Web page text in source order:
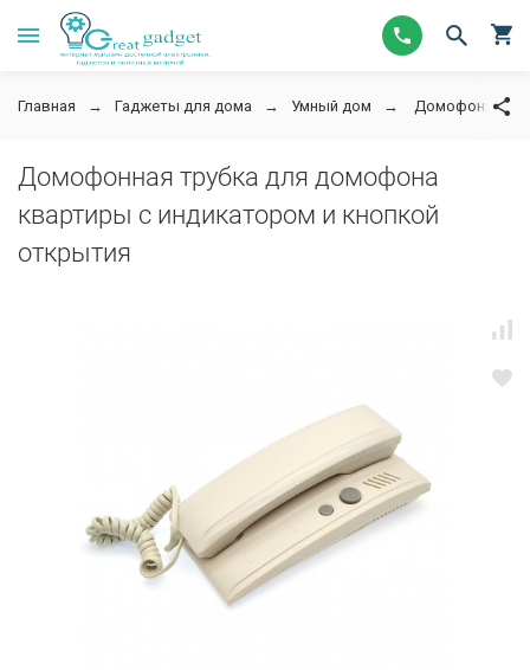
Главная Гаджеты для дома Умный дом Домофонная
Домофонная трубка для домофона
квартиры с индикатором и кнопкой
открытия